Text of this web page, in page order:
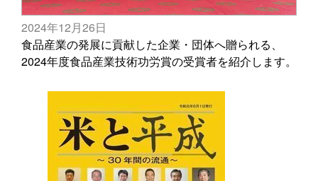
2024年12月26日
食品産業の発展に貢献した企業・団体へ贈られる、
2024年度食品産業技術功労賞の受賞者を紹介します。